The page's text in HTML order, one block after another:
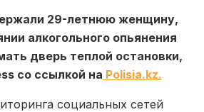
29-летнюю женщину,
алкогольного опьянения
дверь теплой остановки,
со ссылкой на Polisia.kz.
социальных сетей